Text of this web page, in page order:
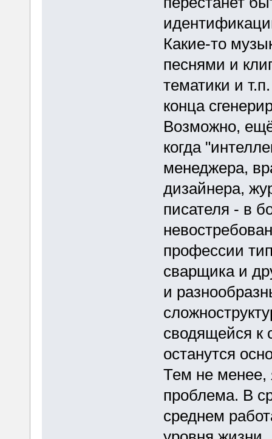
Какие-то
песнями и
тематики и
конца
Возможно,
когда
менеджера,
дизайнера,
писателя - в
профессии
сварщика и
и
сводящейся
останутся
Тем не менее,
проблема. В
среднем